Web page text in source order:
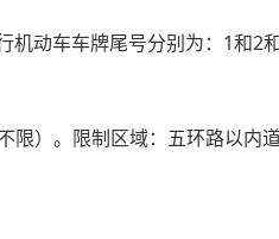
机动车车牌尾号分别为：1和2
限）。限制区域：五环路以内